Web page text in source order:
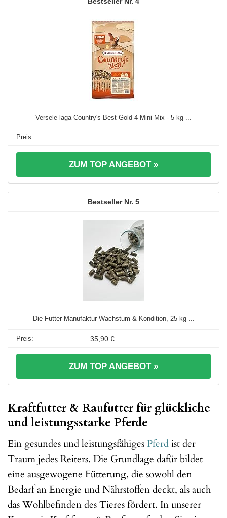
Versele-laga Country's Best Gold 4 Mini Mix - 5 kg ...
ZUM TOP ANGEBOT »
5
Die Futter-Manufaktur Wachstum & Kondition, 25 kg ...
35,90 €
ZUM TOP ANGEBOT »
Kraftfutter & Raufutter für glückliche
und leistungsstarke Pferde
Ein gesundes und leistungsfähigesPferdist der
Traum jedes Reiters. Die Grundlage dafür bildet
eine ausgewogene Fütterung, die sowohl den
Bedarf an Energie und Nährstoffen deckt, als auch
das Wohlbefinden des Tieres fördert. In unserer